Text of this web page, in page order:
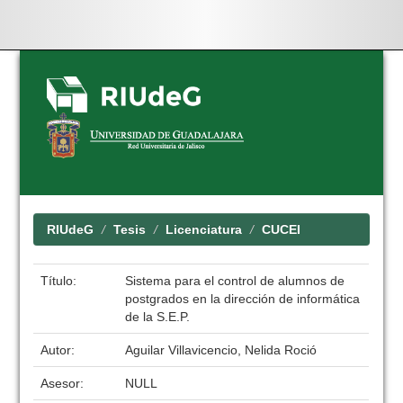
Skip
navigation
RIUdeG Tesis Licenciatura CUCEI
Título:
Sistema para el control de alumnos de
postgrados en la dirección de informática
de la S.E.P.
Autor: Aguilar Villavicencio, Nelida Roció
Asesor: NULL